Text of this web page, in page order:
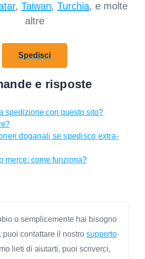
, Taiwan, Turchia, e molte
altre
Spedisci
e risposte
spedizione con questo sito?
doganali se spedisco extra-
merce: come funziona?
o semplicemente hai bisogno
puoi contattare il nostro supporto
lieti di aiutarti, puoi scriverci,